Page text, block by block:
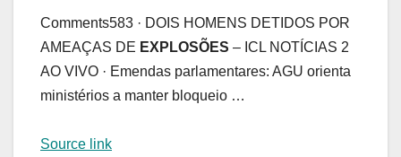
Comments583 · DOIS HOMENS DETIDOS POR
AMEAÇAS DE EXPLOSÕES – ICL NOTÍCIAS 2
AO VIVO · Emendas parlamentares: AGU orienta
ministérios a manter bloqueio …
Source link